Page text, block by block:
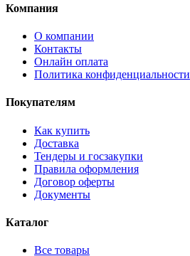
Компания
О компании
Контакты
Онлайн оплата
Политика конфиденциальности
Покупателям
Как купить
Доставка
Тендеры и госзакупки
Правила оформления
Договор оферты
Документы
Каталог
Все товары